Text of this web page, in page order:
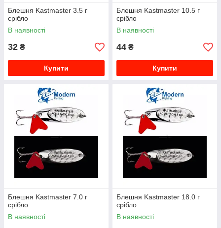
Блешня Kastmaster 3.5 г
срібло
В наявності
32 ₴
Купити
Блешня Kastmaster 10.5 г
срібло
В наявності
44 ₴
Купити
Блешня Kastmaster 7.0 г
срібло
В наявності
Блешня Kastmaster 18.0 г
срібло
В наявності